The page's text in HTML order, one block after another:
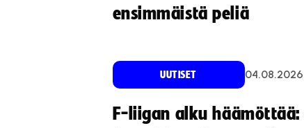
ensimmäistä peliä
UUTISET 04.08.2026
F-liigan alku häämöttää: